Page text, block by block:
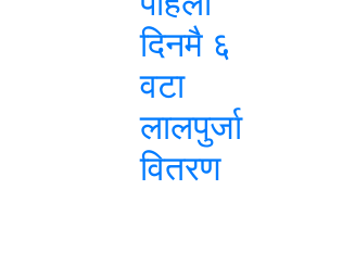
दिनमै ६
वटा
लालपुर्जा
वितरण